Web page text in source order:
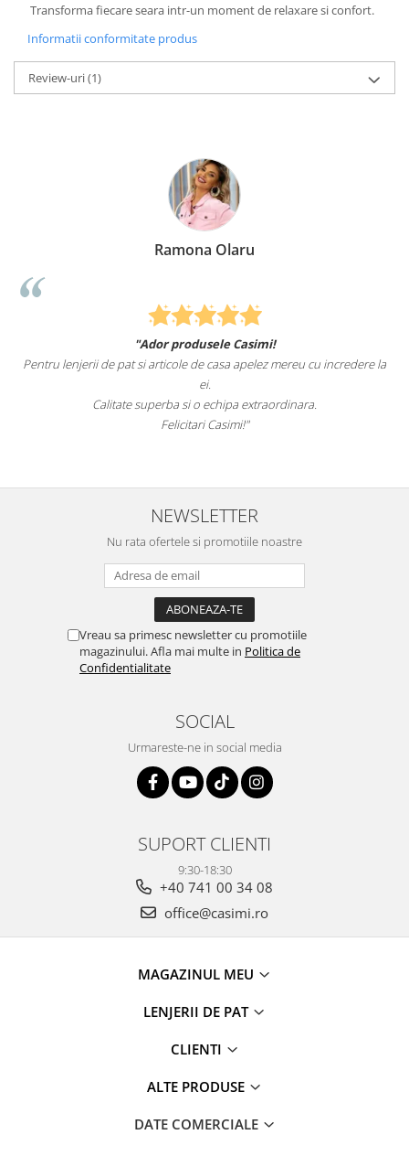
Transforma fiecare seara intr-un moment de relaxare si confort.
Informatii conformitate produs
Review-uri(1)
Ramona Olaru
"Ador produsele Casimi!
Pentru lenjerii de pat si articole de casa apelez mereu cu incredere la
Calitate superba si o echipa extraordinara.
Felicitari Casimi!"
NEWSLETTER
Nu rata ofertele si promotiile noastre
Vreau sa primesc newsletter cu promotiile
magazinului. Afla mai multe in Politica de
Confidentialitate
SOCIAL
Urmareste-ne in social media
SUPORT CLIENTI
9:30-18:30
+40 741 00 34 08
office@casimi.ro
MAGAZINUL MEU
LENJERII DE PAT
CLIENTI
ALTE PRODUSE
DATE COMERCIALE